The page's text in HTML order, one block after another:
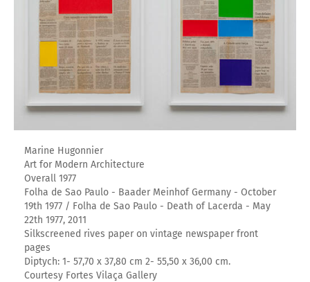
Marine Hugonnier
Art for Modern Architecture
Overall 1977
Folha de Sao Paulo - Baader Meinhof Germany - October
19th 1977 / Folha de Sao Paulo - Death of Lacerda - May
22th 1977, 2011
Silkscreened rives paper on vintage newspaper front
pages
Diptych: 1- 57,70 x 37,80 cm 2- 55,50 x 36,00 cm.
Courtesy Fortes Vilaça Gallery